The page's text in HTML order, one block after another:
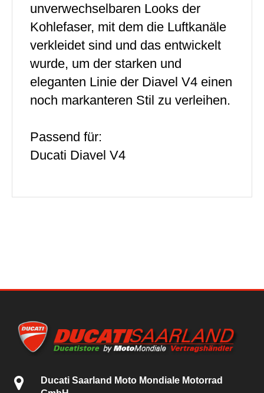
unverwechselbaren Looks der
Kohlefaser, mit dem die Luftkanäle
verkleidet sind und das entwickelt
wurde, um der starken und
eleganten Linie der Diavel V4 einen
noch markanteren Stil zu verleihen.
Passend für:
Ducati Diavel V4
Ducati Saarland Moto Mondiale Motorrad